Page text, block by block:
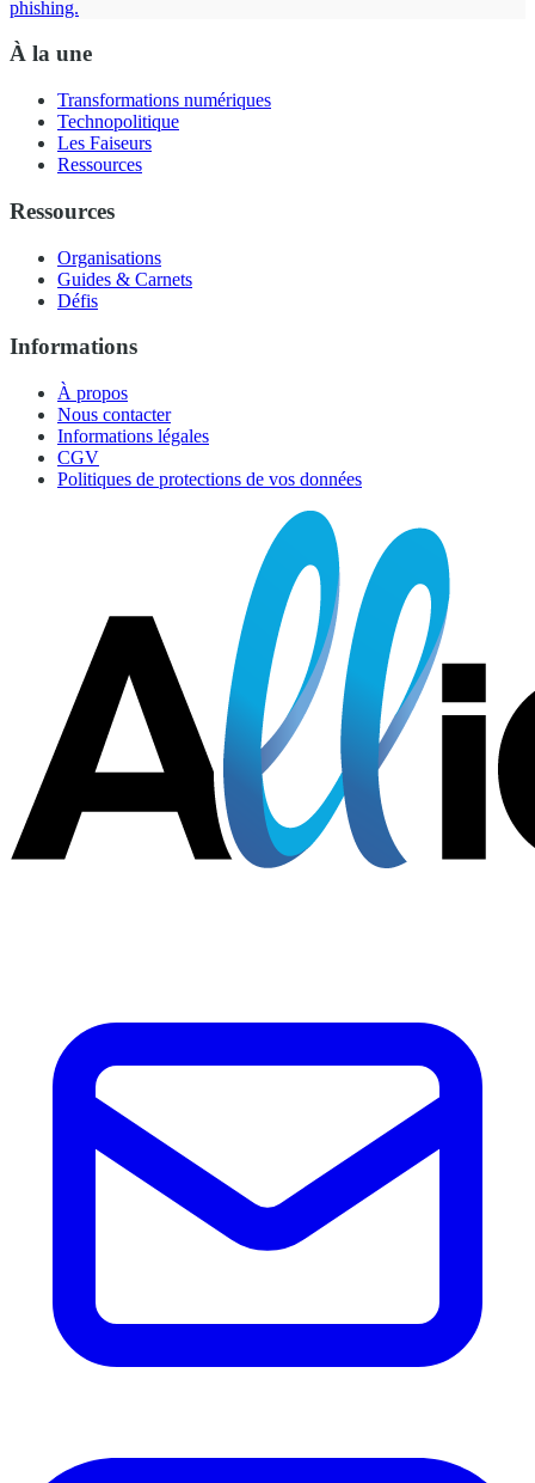
phishing.
À la une
Transformations numériques
Technopolitique
Les Faiseurs
Ressources
Ressources
Organisations
Guides & Carnets
Défis
Informations
À propos
Nous contacter
Informations légales
CGV
Politiques de protections de vos données